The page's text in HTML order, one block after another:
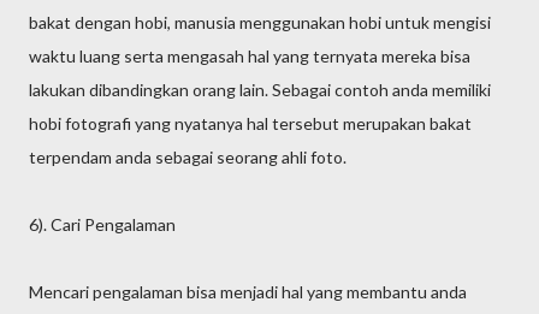
bakat dengan hobi, manusia menggunakan hobi untuk mengisi
waktu luang serta mengasah hal yang ternyata mereka bisa
lakukan dibandingkan orang lain. Sebagai contoh anda memiliki
hobi fotografi yang nyatanya hal tersebut merupakan bakat
terpendam anda sebagai seorang ahli foto.
6). Cari Pengalaman
Mencari pengalaman bisa menjadi hal yang membantu anda